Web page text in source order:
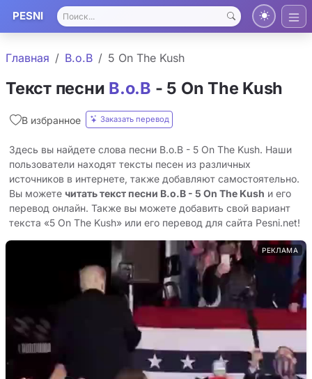
PESNI
Главная B.o.B 5 On The Kush
Текст песни B.o.B - 5 On The Kush
В избранное Заказать перевод
Здесь вы найдете слова песни B.o.B - 5 On The Kush. Наши
пользователи находят тексты песен из различных
источников в интернете, также добавляют самостоятельно.
Вы можете читать текст песни B.o.B - 5 On The Kush и его
перевод онлайн. Также вы можете добавить свой вариант
текста «5 On The Kush» или его перевод для сайта Pesni.net!
РЕКЛАМА